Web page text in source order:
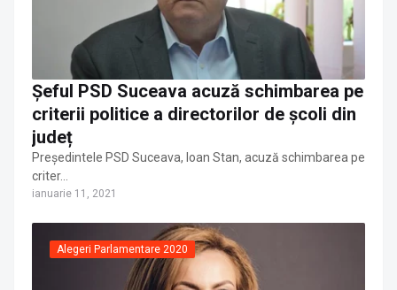
Șeful PSD Suceava acuză schimbarea pe
criterii politice a directorilor de școli din
județ
Președintele PSD Suceava, Ioan Stan, acuză schimbarea pe
criter…
ianuarie 11, 2021
Alegeri Parlamentare 2020